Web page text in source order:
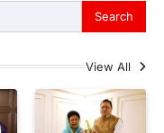
View All